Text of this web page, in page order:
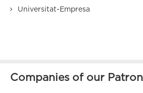
Universitat-Empresa
Companies of our